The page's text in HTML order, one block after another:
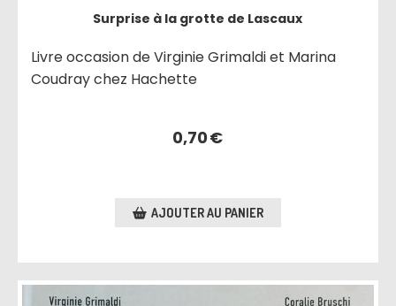
Surprise à la grotte de Lascaux
Livre occasion de Virginie Grimaldi et Marina
Coudray chez Hachette
0,70€
AJOUTER AU PANIER